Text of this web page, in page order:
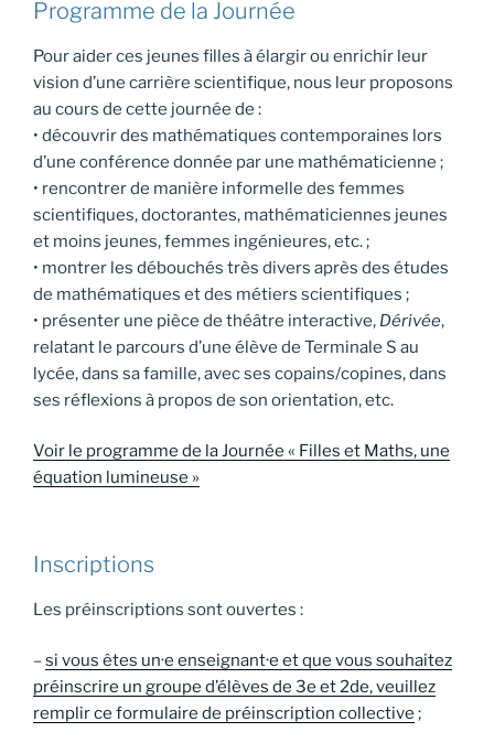
Programme de la Journée
Pour aider ces jeunes filles à élargir ou enrichir leur
vision d’une carrière scientifique, nous leur proposons
au cours de cette journée de :
• découvrir des mathématiques contemporaines lors
d’une conférence donnée par une mathématicienne ;
• rencontrer de manière informelle des femmes
scientifiques, doctorantes, mathématiciennes jeunes
et moins jeunes, femmes ingénieures, etc. ;
• montrer les débouchés très divers après des études
de mathématiques et des métiers scientifiques ;
• présenter une pièce de théâtre interactive, Dérivée,
relatant le parcours d’une élève de Terminale S au
lycée, dans sa famille, avec ses copains/copines, dans
ses réflexions à propos de son orientation, etc.
Voir le programme de la Journée « Filles et Maths, une
équation lumineuse »
Inscriptions
Les préinscriptions sont ouvertes :
–si vous êtes un·e enseignant·e et que vous souhaitez
préinscrire un groupe d’élèves de 3e et 2de, veuillez
remplir ce formulaire de préinscription collective ;